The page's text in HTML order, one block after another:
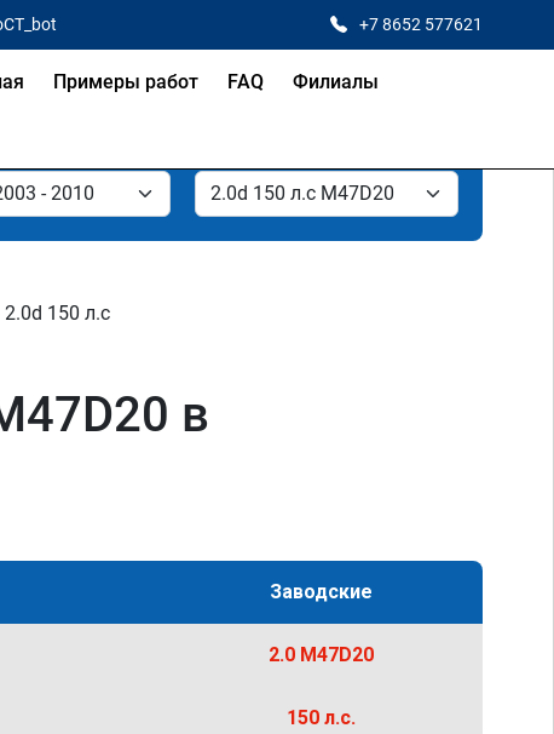
+7 8652 577621
Примеры работ FAQ Филиалы
2.0d 150 л.с
в
Заводские
2.0 M47D20
150 л.с.